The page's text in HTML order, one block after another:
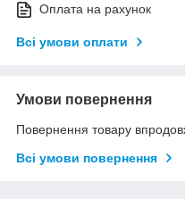
Оплата на рахунок
Всі умови оплати
Умови повернення
Повернення товару
Всі умови повернення